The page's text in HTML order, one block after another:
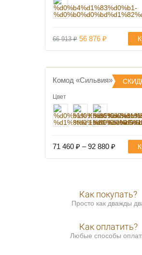
66 913₽ Первоначальная
составляла
56 876 ₽
56
Комод «Сильвия»
Цвет
71 460 ₽ –92 880 ₽
Как покупать?
Просто как дважды
Как оплатить?
Любые способы